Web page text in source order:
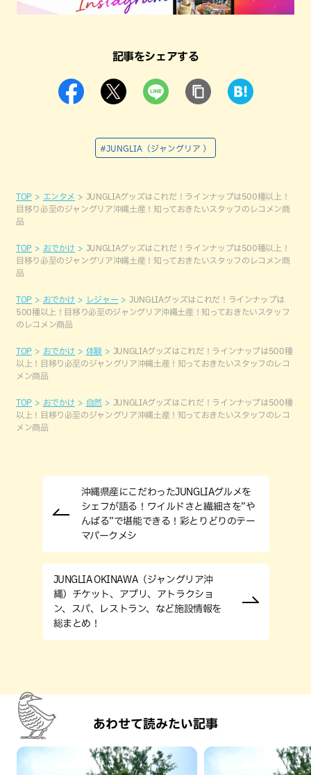
記事をシェアする
#JUNGLIA（ジャングリア ）
TOP エンタメ
JUNGLIAグッズはこれだ！ラインナップは500種以上！
目移り必至のジャングリア沖縄土産！知っておきたいスタッフのレコメン商
品
TOP おでかけ
JUNGLIAグッズはこれだ！ラインナップは500種以上！
目移り必至のジャングリア沖縄土産！知っておきたいスタッフのレコメン商
品
TOP おでかけ レジャー
JUNGLIAグッズはこれだ！ラインナップは
500種以上！目移り必至のジャングリア沖縄土産！知っておきたいスタッフ
のレコメン商品
TOP おでかけ 体験
JUNGLIAグッズはこれだ！ラインナップは500種
以上！目移り必至のジャングリア沖縄土産！知っておきたいスタッフのレコ
メン商品
TOP おでかけ 自然
JUNGLIAグッズはこれだ！ラインナップは500種
以上！目移り必至のジャングリア沖縄土産！知っておきたいスタッフのレコ
メン商品
沖縄県産にこだわったJUNGLIAグルメを
シェフが語る！ワイルドさと繊細さを”や
んばる”で堪能できる！彩とりどりのテー
マパークメシ
JUNGLIA OKINAWA（ジャングリア沖
縄）チケット、アプリ、アトラクショ
ン、スパ、レストラン、など施設情報を
総まとめ！
あわせて読みたい記事